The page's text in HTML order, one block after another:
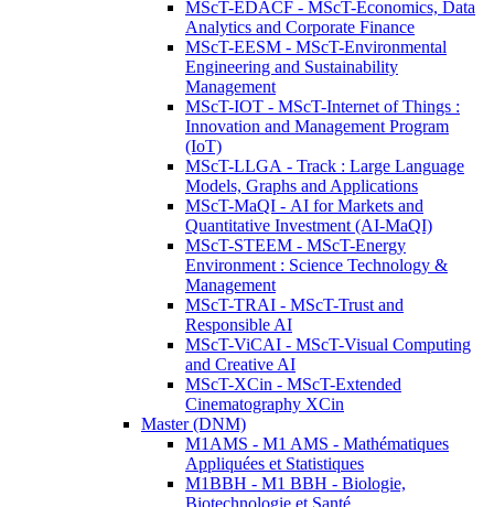
MScT-EDACF - MScT-Economics, Data
Analytics and Corporate Finance
MScT-EESM - MScT-Environmental
Engineering and Sustainability
Management
MScT-IOT - MScT-Internet of Things :
Innovation and Management Program
(IoT)
MScT-LLGA - Track : Large Language
Models, Graphs and Applications
MScT-MaQI - AI for Markets and
Quantitative Investment (AI-MaQI)
MScT-STEEM - MScT-Energy
Environment : Science Technology &
Management
MScT-TRAI - MScT-Trust and
Responsible AI
MScT-ViCAI - MScT-Visual Computing
and Creative AI
MScT-XCin - MScT-Extended
Cinematography XCin
Master (DNM)
M1AMS - M1 AMS - Mathématiques
Appliquées et Statistiques
M1BBH - M1 BBH - Biologie,
Biotechnologie et Santé